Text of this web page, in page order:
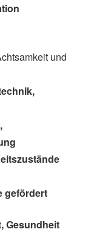
und
gefördert
Gesundheit